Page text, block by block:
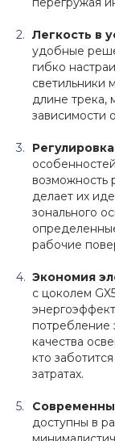
Легкость в
удобные
гибко
светильники
длине трека,
зависимости
возможность
делает их
зонального
рабочие
Экономия
с цоколем
потребление
качества
кто
затратах.
доступны в